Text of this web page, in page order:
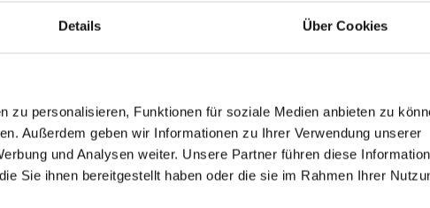
Details Über Cookies
zu personalisieren, Funktionen für soziale Medien anbieten zu
Außerdem geben wir Informationen zu Ihrer Verwendung unserer
und Analysen weiter. Unsere Partner führen diese
Sie ihnen bereitgestellt haben oder die sie im Rahmen Ihrer